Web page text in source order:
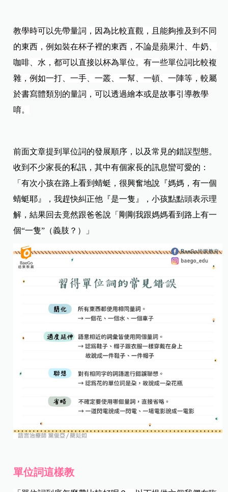
教學時可以先帶量詞，因為比較直觀，且能夠推及到不同
的東西，例如裝在杯子裡的東西，不論是蘋果汁、牛奶、
咖啡、水，都可以直接以杯為單位。​有一些單位詞比較複
雜，例如一打、一手、一叢、一幫、一頓、一陣等，較屬
於書寫體類別的量詞，可以透過繪本或是故事引導教學
唷。​
​前面文章提到單位詞的發展順序，以及常見的錯誤型態。
收到不少家長的私訊，其中有個家長的訊息蠻可愛的：​
「有次小孩在路上看到蜻蜓，很興奮地說『媽媽，有一個
蜻蜓耶』，我趕快糾正他『是一隻』，小孩點點頭表示理
解，結果回去竟然跟爸爸說「剛剛我跟媽媽看到路上有一
個“一隻” （義肢？）」​
單位詞這樣教